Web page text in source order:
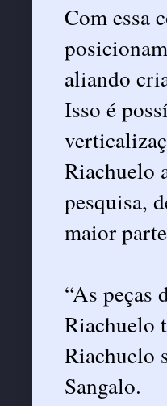
Com essa
aliando
Isso é
Riachuelo
pesquisa,
maior
“As peças
Riachuelo
Riachuelo
Sangalo.